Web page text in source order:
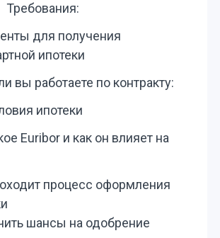
Требования:
для получения
ипотеки
вы работаете по контракту:
ипотеки
Euribor и как он влияет на
процесс оформления
шансы на одобрение